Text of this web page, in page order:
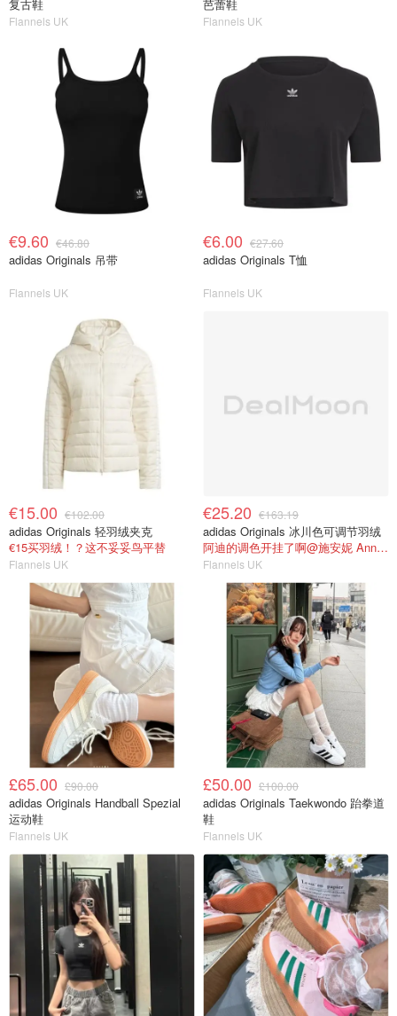
复古鞋
Flannels UK
芭蕾鞋
Flannels UK
€9.60 €46.80
adidas Originals 吊带
Flannels UK
€6.00 €27.60
adidas Originals T恤
Flannels UK
€15.00 €102.00
adidas Originals 轻羽绒夹克
€15买羽绒！？这不妥妥鸟平替
Flannels UK
€25.20 €163.19
adidas Originals 冰川色可调节羽绒
阿迪的调色开挂了啊@施安妮 AnnyShi
Flannels UK
£65.00 £90.00
adidas Originals Handball Spezial
运动鞋
Flannels UK
£50.00 £100.00
adidas Originals Taekwondo 跆拳道
鞋
Flannels UK